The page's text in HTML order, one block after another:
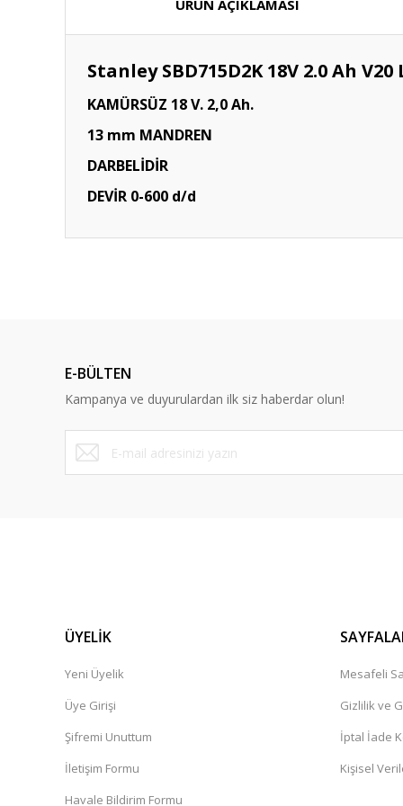
ÜRÜN AÇIKLAMASI
Stanley SBD715D2K 18V 2.0 Ah
KAMÜRSÜZ 18 V. 2,0 Ah.
13 mm MANDREN
DARBELİDİR
DEVİR 0-600 d/d
E-BÜLTEN
Kampanya ve duyurulardan ilk siz haberdar olun!
ÜYELİK
Yeni Üyelik
Üye Girişi
Şifremi Unuttum
İletişim Formu
Havale Bildirim Formu
Mesafeli
Gizlilik ve
İptal İade
Kişisel